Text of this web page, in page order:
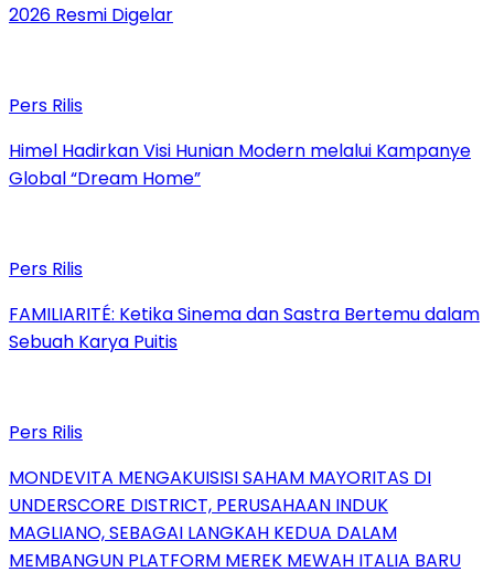
2026 Resmi Digelar
Pers Rilis
Himel Hadirkan Visi Hunian Modern melalui Kampanye
Global “Dream Home”
Pers Rilis
FAMILIARITÉ: Ketika Sinema dan Sastra Bertemu dalam
Sebuah Karya Puitis
Pers Rilis
MONDEVITA MENGAKUISISI SAHAM MAYORITAS DI
UNDERSCORE DISTRICT, PERUSAHAAN INDUK
MAGLIANO, SEBAGAI LANGKAH KEDUA DALAM
MEMBANGUN PLATFORM MEREK MEWAH ITALIA BARU